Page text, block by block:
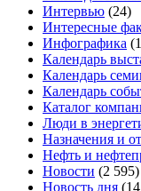
Интервью (24)
Интересные
Инфографика
Календарь
Календарь
Календарь
Каталог
Люди в
Назначения и
Нефть и
Новости (2 595)
Новость дня